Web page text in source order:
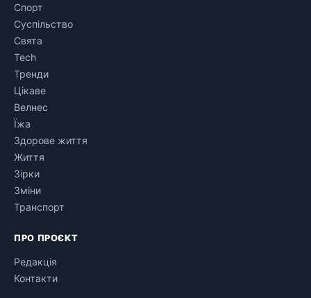
Спорт
Суспільство
Свята
Tech
Тренди
Цікаве
Велнес
Їжа
Здорове життя
Життя
Зірки
Зміни
Транспорт
ПРО ПРОЄКТ
Редакція
Контакти